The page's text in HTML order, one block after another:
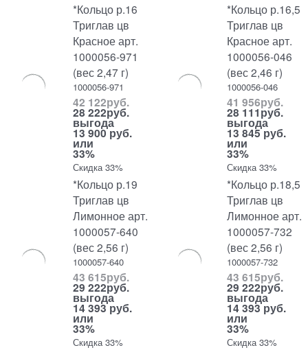
*Кольцо р.16
Триглав цв
Красное арт.
1000056-971
(вес 2,47 г)
1000056-971
42 122руб.
28 222руб.
выгода
13 900 руб.
или
33%
Скидка 33%
*Кольцо р.16,5
Триглав цв
Красное арт.
1000056-046
(вес 2,46 г)
1000056-046
41 956руб.
28 111руб.
выгода
13 845 руб.
или
33%
Скидка 33%
*Кольцо р.19
Триглав цв
Лимонное арт.
1000057-640
(вес 2,56 г)
1000057-640
43 615руб.
29 222руб.
выгода
14 393 руб.
или
33%
Скидка 33%
*Кольцо р.18,5
Триглав цв
Лимонное арт.
1000057-732
(вес 2,56 г)
1000057-732
43 615руб.
29 222руб.
выгода
14 393 руб.
или
33%
Скидка 33%